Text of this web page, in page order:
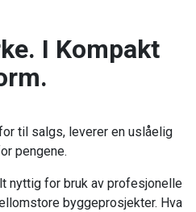
I Kompakt
til salgs, leverer en uslåelig
pengene.
nyttig for bruk av profesjonelle
byggeprosjekter. Hva